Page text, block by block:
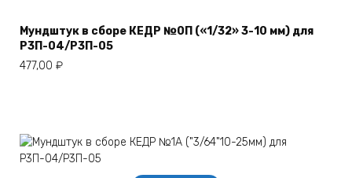
Мундштук в сборе КЕДР №0П («1/32» 3-10 мм) для
Р3П-04/Р3П-05
477,00 ₽